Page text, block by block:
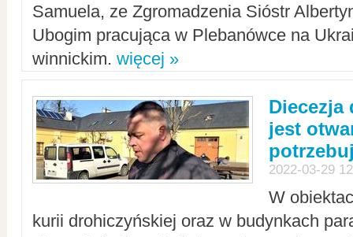
Samuela, ze Zgromadzenia Sióstr
Ubogim pracująca w Plebanówce na
winnickim. więcej »
Diecezja
jest
2022-03-29
W
kurii drohiczyńskiej oraz w budynkach